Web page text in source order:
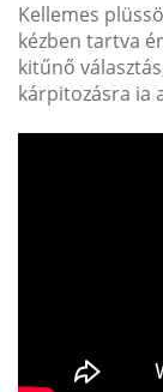
Kellemes
kézben tartva
kitűnő
kárpitozásra ia